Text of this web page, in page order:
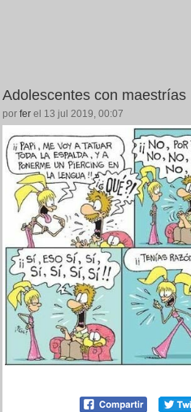
Adolescentes con maestrías
por fer el 13 jul 2019, 00:07